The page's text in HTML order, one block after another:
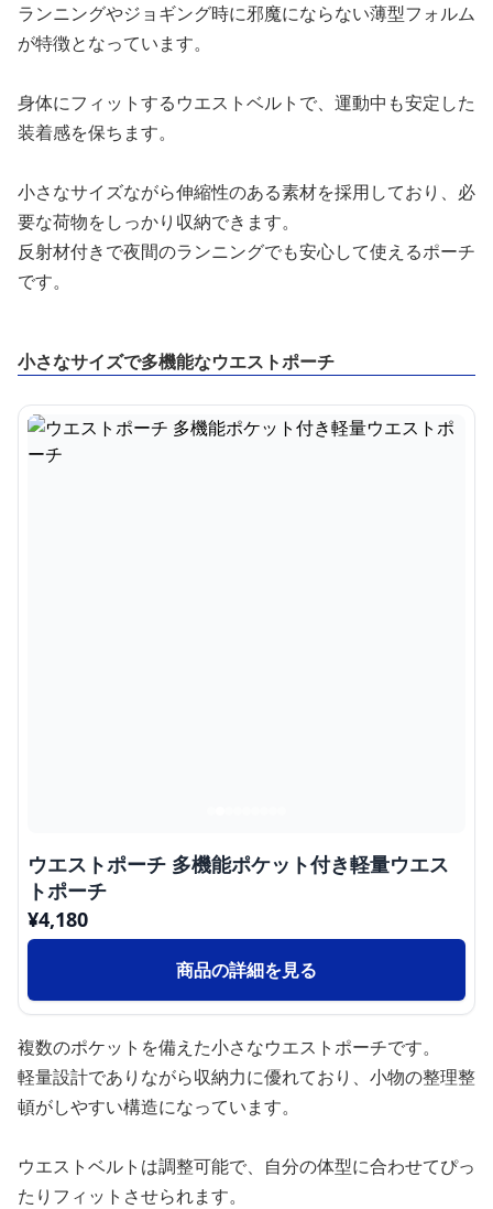
ランニングやジョギング時に邪魔にならない薄型フォルム
が特徴となっています。
身体にフィットするウエストベルトで、運動中も安定した
装着感を保ちます。
小さなサイズながら伸縮性のある素材を採用しており、必
要な荷物をしっかり収納できます。
反射材付きで夜間のランニングでも安心して使えるポーチ
です。
小さなサイズで多機能なウエストポーチ
ウエストポーチ 多機能ポケット付き軽量ウエス
トポーチ
¥4,180
商品の詳細を見る
複数のポケットを備えた小さなウエストポーチです。
軽量設計でありながら収納力に優れており、小物の整理整
頓がしやすい構造になっています。
ウエストベルトは調整可能で、自分の体型に合わせてぴっ
たりフィットさせられます。